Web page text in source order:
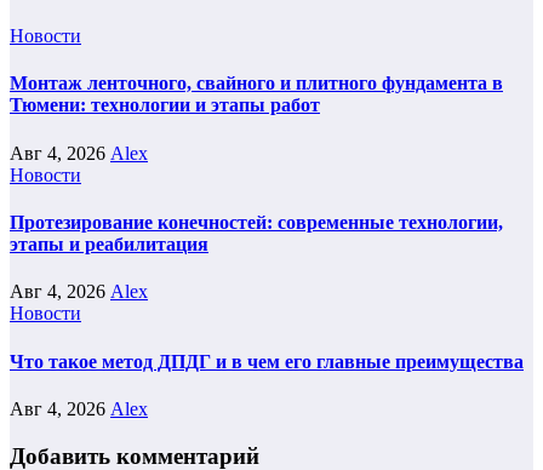
Новости
Монтаж ленточного, свайного и плитного фундамента в
Тюмени: технологии и этапы работ
Авг 4, 2026 Alex
Новости
Протезирование конечностей: современные технологии,
этапы и реабилитация
Авг 4, 2026 Alex
Новости
Что такое метод ДПДГ и в чем его главные преимущества
Авг 4, 2026 Alex
Добавить комментарий